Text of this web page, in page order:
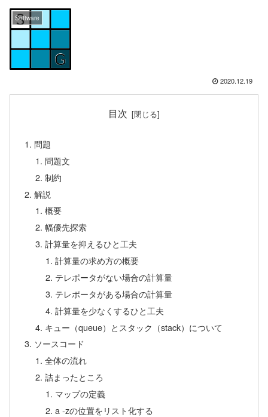
Software
2020.12.19
目次
問題
問題文
制約
解説
概要
幅優先探索
計算量を抑えるひと工夫
計算量の求め方の概要
テレポータがない場合の計算量
テレポータがある場合の計算量
計算量を少なくするひと工夫
キュー（queue）とスタック（stack）について
ソースコード
全体の流れ
詰まったところ
マップの定義
a -zの位置をリスト化する